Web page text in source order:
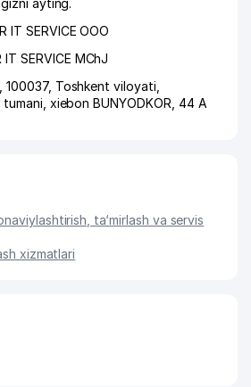
ayting.
IT SERVICE ООО
IT SERVICE MChJ
Toshkent viloyati
xiеbon BUNYODKOR , 44 А
ta‘mirlash va servis
xizmatlari